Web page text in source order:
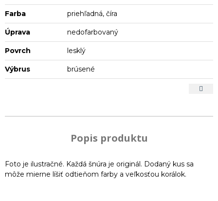
Farba priehľadná, číra
Úprava nedofarbovaný
Povrch lesklý
Výbrus brúsené
Popis produktu
Foto je ilustračné. Každá šnúra je originál. Dodaný kus sa
môže mierne líšiť odtieňom farby a veľkosťou korálok.